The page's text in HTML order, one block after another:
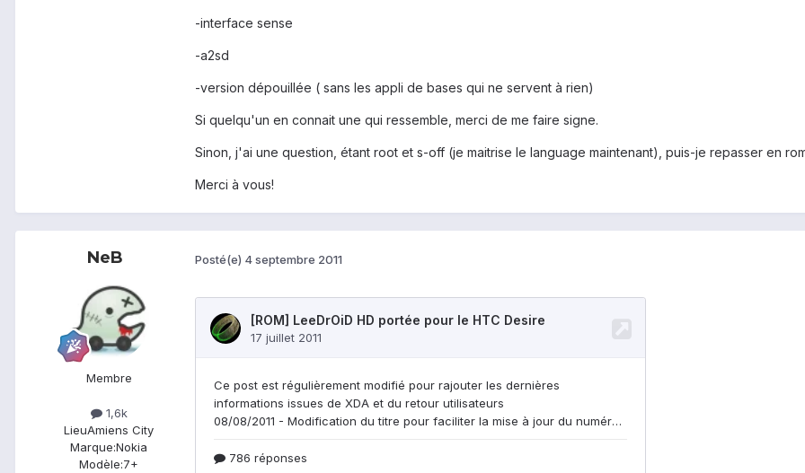
-interface sense
-a2sd
-version dépouillée ( sans les appli de bases qui ne servent à rien)
Si quelqu'un en connait une qui ressemble, merci de me faire signe.
Sinon, j'ai une question, étant root et s-off (je maitrise le language maintenant), puis-je repasser en
Merci à vous!
NeB
Membre
1,6k
LieuAmiens City
Marque:Nokia
Modèle:7+
Posté(e) 4 septembre 2011